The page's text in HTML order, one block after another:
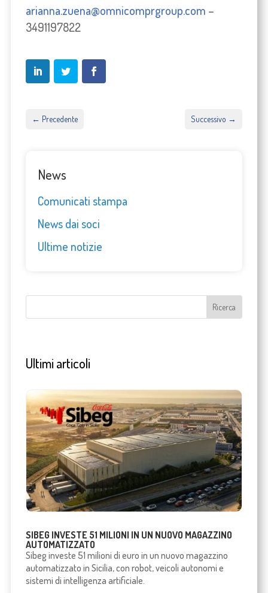
arianna.zuena@omnicomprgroup.com –
3491197822
← Precedente Successivo →
News
Comunicati stampa
News dai soci
Ultime notizie
Ultimi articoli
SIBEG INVESTE 51 MILIONI IN UN NUOVO MAGAZZINO
AUTOMATIZZATO
Sibeg investe 51 milioni di euro in un nuovo magazzino
automatizzato in Sicilia, con robot, veicoli autonomi e
sistemi di intelligenza artificiale.